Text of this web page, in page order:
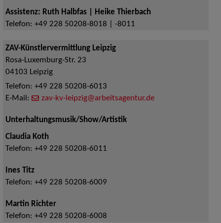
Assistenz: Ruth Halbfas | Heike Thierbach
Telefon: +49 228 50208-8018 | -8011
ZAV-Künstlervermittlung Leipzig
Rosa-Luxemburg-Str. 23
04103 Leipzig
Telefon: +49 228 50208-6013
E-Mail:
zav-kv-leipzig@arbeitsagentur.de
Unterhaltungsmusik/Show/Artistik
Claudia Koth
Telefon: +49 228 50208-6011
Ines Titz
Telefon: +49 228 50208-6009
Martin Richter
Telefon: +49 228 50208-6008